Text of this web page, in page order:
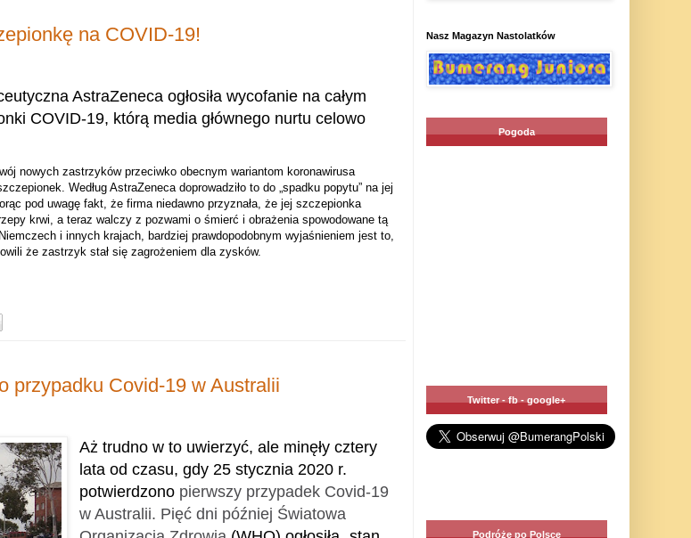
na COVID-19!
AstraZeneca ogłosiła wycofanie na całym
COVID-19, którą media głównego nurtu celowo
nowych zastrzyków przeciwko obecnym wariantom koronawirusa
Według AstraZeneca doprowadziło to do „spadku popytu” na jej
pod uwagę fakt, że firma niedawno przyznała, że jej szczepionka
krwi, a teraz walczy z pozwami o śmierć i obrażenia spowodowane tą
i innych krajach, bardziej prawdopodobnym wyjaśnieniem jest to,
że zastrzyk stał się zagrożeniem dla zysków.
przypadku Covid-19 w Australii
Ażtrudno w to uwierzyć, ale minęły cztery
lata od czasu, gdy 25 stycznia 2020 r.
potwierdzono pierwszy przypadek Covid-19
w Australii. Pięć dni później Światowa
Nasz Magazyn Nastolatków
Pogoda
Twitter - fb - google+
Podróże po Polsce